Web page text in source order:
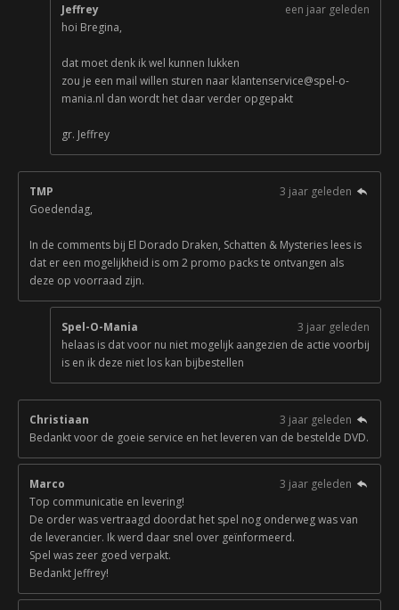
Jeffrey
een jaar geleden
hoi Bregina,
dat moet denk ik wel kunnen lukken
zou je een mail willen sturen naar klantenservice@spel-o-
mania.nl dan wordt het daar verder opgepakt
gr. Jeffrey
TMP
3 jaar geleden
Goedendag,
In de comments bij El Dorado Draken, Schatten & Mysteries lees is
dat er een mogelijkheid is om 2 promo packs te ontvangen als
deze op voorraad zijn.
Spel-O-Mania
3 jaar geleden
helaas is dat voor nu niet mogelijk aangezien de actie voorbij
is en ik deze niet los kan bijbestellen
Christiaan
3 jaar geleden
Bedankt voor de goeie service en het leveren van de bestelde DVD.
Marco
3 jaar geleden
Top communicatie en levering!
De order was vertraagd doordat het spel nog onderweg was van
de leverancier. Ik werd daar snel over geïnformeerd.
Spel was zeer goed verpakt.
Bedankt Jeffrey!